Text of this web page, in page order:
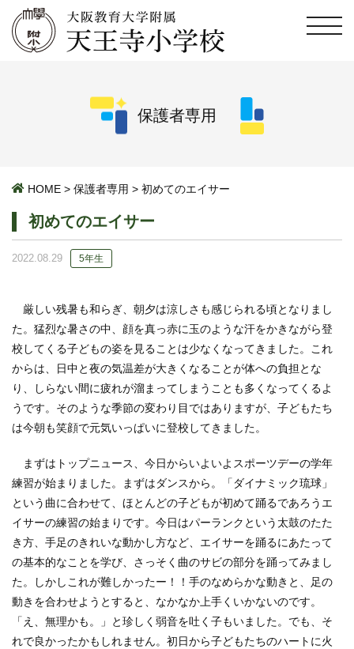
保護者専用
HOME > 保護者専用 > 初めてのエイサー
初めてのエイサー
2022.08.29 5年生
厳しい残暑も和らぎ、朝夕は涼しさも感じられる頃となりまし
た。猛烈な暑さの中、顔を真っ赤に玉のような汗をかきながら登
校してくる子どもの姿を見ることは少なくなってきました。これ
からは、日中と夜の気温差が大きくなることが体への負担とな
り、しらない間に疲れが溜まってしまうことも多くなってくるよ
うです。そのような季節の変わり目ではありますが、子どもたち
は今朝も笑顔で元気いっぱいに登校してきました。
まずはトップニュース、今日からいよいよスポーツデーの学年
練習が始まりました。まずはダンスから。「ダイナミック琉球」
という曲に合わせて、ほとんどの子どもが初めて踊るであろうエ
イサーの練習の始まりです。今日はパーランクという太鼓のたた
き方、手足のきれいな動かし方など、エイサーを踊るにあたって
の基本的なことを学び、さっそく曲のサビの部分を踊ってみまし
た。しかしこれが難しかったー！！手のなめらかな動きと、足の
動きを合わせようとすると、なかなか上手くいかないのです。
「え、無理かも。」と珍しく弱音を吐く子もいました。でも、そ
れで良かったかもしれません。初日から子どもたちのハートに火